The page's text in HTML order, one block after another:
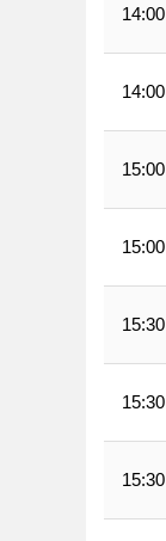
14:00
14:00
15:00
15:00
15:30
15:30
15:30